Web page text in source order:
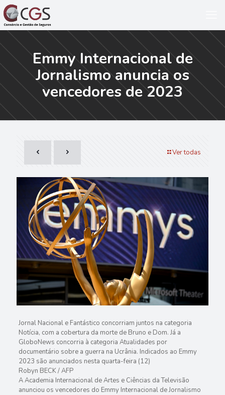
Emmy Internacional de
Jornalismo anuncia os
vencedores de 2023
Ver todas
Jornal Nacional e Fantástico concorriam juntos na categoria
Notícia, com a cobertura da morte de Bruno e Dom. Já a
GloboNews concorria à categoria Atualidades por
documentário sobre a guerra na Ucrânia. Indicados ao Emmy
2023 são anunciados nesta quarta-feira (12)
Robyn BECK / AFP
A Academia Internacional de Artes e Ciências da Televisão
anunciou os vencedores do Emmy Internacional de Jornalismo